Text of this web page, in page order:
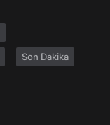
Son Dakika